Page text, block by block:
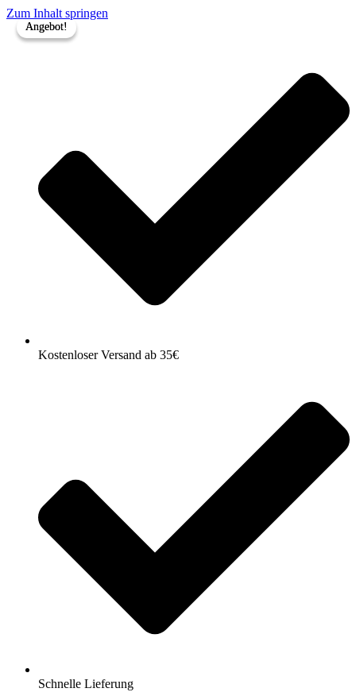
Zum Inhalt springen
Kostenloser Versand ab 35€
Schnelle Lieferung
Angebot!
Angebot!